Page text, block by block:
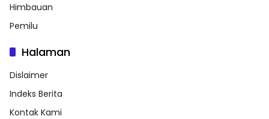
Himbauan
Pemilu
Halaman
Dislaimer
Indeks Berita
Kontak Kami